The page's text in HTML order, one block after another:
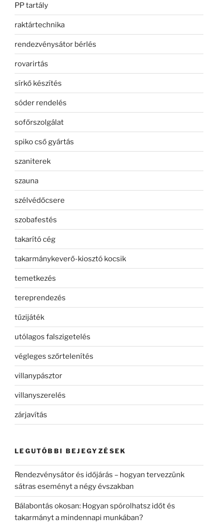
PP tartály
raktártechnika
rendezvénysátor bérlés
rovarirtás
sírkő készítés
sóder rendelés
sofőrszolgálat
spiko cső gyártás
szaniterek
szauna
szélvédőcsere
szobafestés
takarító cég
takarmánykeverő-kiosztó kocsik
temetkezés
tereprendezés
tűzijáték
utólagos falszigetelés
végleges szőrtelenítés
villanypásztor
villanyszerelés
zárjavítás
LEGUTÓBBI BEJEGYZÉSEK
Rendezvénysátor és időjárás – hogyan tervezzünk
sátras eseményt a négy évszakban
Bálabontás okosan: Hogyan spórolhatsz időt és
takarmányt a mindennapi munkában?